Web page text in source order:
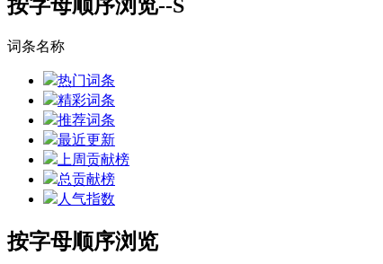
按字母顺序浏览--S
词条名称
热门词条
精彩词条
推荐词条
最近更新
上周贡献榜
总贡献榜
人气指数
按字母顺序浏览